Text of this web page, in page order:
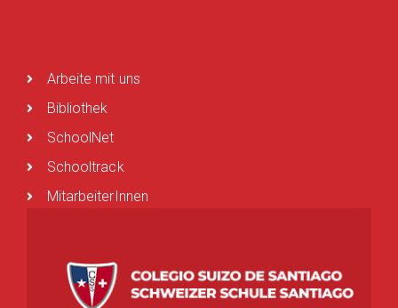
Arbeite mit uns
Bibliothek
SchoolNet
Schooltrack
MitarbeiterInnen